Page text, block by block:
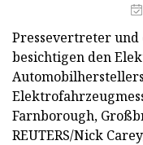
Pressevertreter
besichtigen den
Farnborough,
REUTERS/Nick